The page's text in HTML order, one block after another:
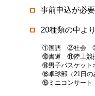
事前申込が必要
20種類の中よ
①国語 ②社会 ③
⑩書道 ⑪陸上競技
⑭男子バスケット
⑯卓球部（21日
⑲ミニコンサー